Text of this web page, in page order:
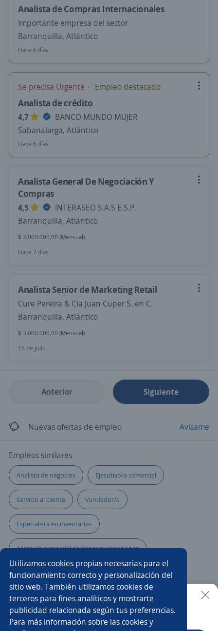
Utilizamos cookies propias necesarias para el
funcionamiento correcto y personalización del
sitio web. También utilizamos cookies de
terceros para fines analíticos y mostrarte
publicidad relacionada según tus preferencias.
Para más información sobre las cookies y
Analista de Compras Internacionales
Importante empresa del sector
Barranquilla, Atlántico
Hace 6 días
Se precisa Urgente Empleo destacado
Analista de crédito
4,7
BANCO MUNDO MUJER
Sabanalarga, Atlántico
Hace 6 días
Analista General De Negociación Y
Compras
4,5
INTERASEO S.A.S E.S.P.
Barranquilla, Atlántico
$ 2.000.000,00 (Mensual)
Hace 7 días
Analista Senior de Marketing Retail
Cure Pereira & Cia Juan Cuper S. en C.
Barranquilla, Atlántico
$ 3.000.000,00 (Mensual)
16 de julio
Anterior Siguiente
Nuevas ofertas de empleo Avísame
Empleos similares
Analista de negocios Ejecutivo/a comercial
Servicio al cliente Vendedor/a
Especialista en inventarios
Asesor/a comercial de telecomunicaciones
Especialista de nóminas Analista de créditos
Especialista en selección Asesor microcrédito
Promotor/a comercial Asesor/a tecnología
Buscar es más fácil en la app